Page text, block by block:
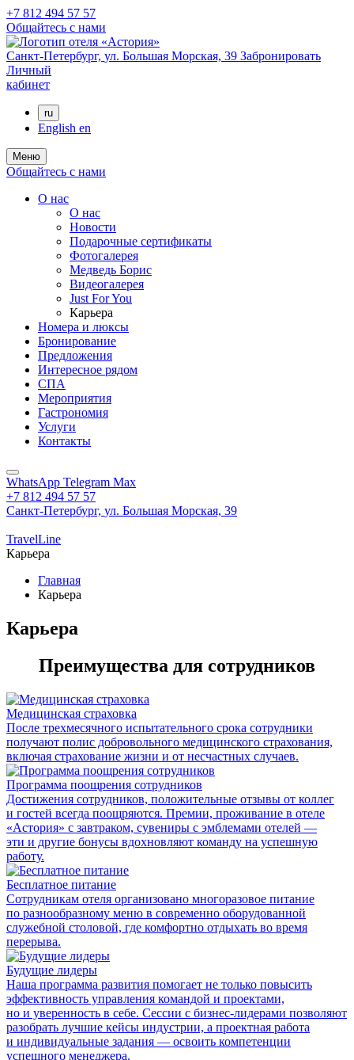
+7 812 494 57 57
Общайтесь с нами
Санкт-Петербург, ул. Большая Морская, 39 Забронировать
Личный
кабинет
ru
English en
Меню
Общайтесь с нами
О нас
О нас
Новости
Подарочные сертификаты
Фотогалерея
Медведь Борис
Видеогалерея
Just For You
Карьера
Номера и люксы
Бронирование
Предложения
Интересное рядом
СПА
Мероприятия
Гастрономия
Услуги
Контакты
WhatsApp Telegram Max
+7 812 494 57 57
Санкт-Петербург, ул. Большая Морская, 39
TravelLine
Карьера
Главная
Карьера
Карьера
Преимущества для сотрудников
Медицинская страховка
После трехмесячного испытательного срока сотрудники
получают полис добровольного медицинского страхования,
включая страхование жизни и от несчастных случаев.
Программа поощрения сотрудников
Достижения сотрудников, положительные отзывы от коллег
и гостей всегда поощряются. Премии, проживание в отеле
«Астория» с завтраком, сувениры с эмблемами отелей —
эти и другие бонусы вдохновляют команду на успешную
работу.
Бесплатное питание
Сотрудникам отеля организовано многоразовое питание
по разнообразному меню в современно оборудованной
служебной столовой, где комфортно отдыхать во время
перерыва.
Будущие лидеры
Наша программа развития помогает не только повысить
эффективность управления командой и проектами,
но и уверенность в себе. Сессии с бизнес-лидерами позволяют
разобрать лучшие кейсы индустрии, а проектная работа
и индивидуальные задания — освоить компетенции
успешного менеджера.